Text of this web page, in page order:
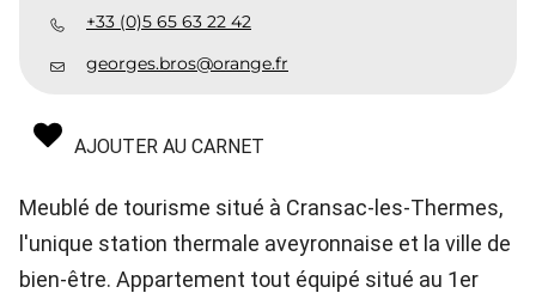
+33 (0)5 65 63 22 42
georges.bros@orange.fr
AJOUTER AU CARNET
Meublé de tourisme situé à Cransac-les-Thermes,
l'unique station thermale aveyronnaise et la ville de
bien-être. Appartement tout équipé situé au 1er